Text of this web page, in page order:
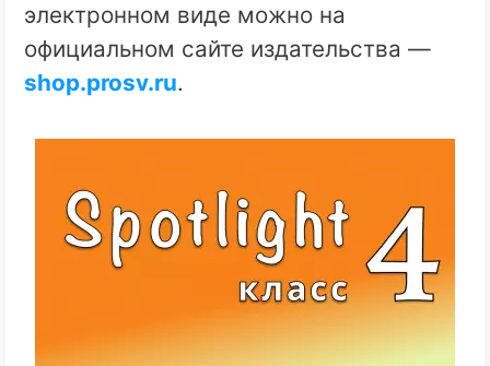
электронном виде можно на
официальном сайте издательства —
shop.prosv.ru.